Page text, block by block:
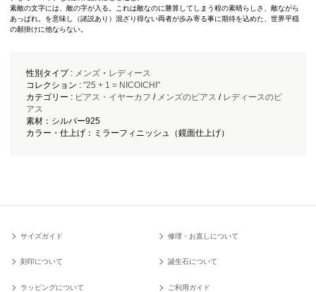
素敵の文字には、敵の字が入る。これは敵なのに勝算してしまう程の素晴らしさ、敵ながら
あっぱれ。を意味し（諸説あり）混ざり得ない両者が歩み寄る事に期待を込めた、世界平穏
の願掛けに他ならない。
性別タイプ : メンズ・ レディース
コレクション : "25 + 1 = NICOICHI"
カテゴリー : ピアス・イヤーカフ / メンズのピアス / レディースのピ
アス
素材：シルバー925
カラー・仕上げ：ミラーフィニッシュ（鏡面仕上げ）
サイズガイド 修理・お直しについて
刻印について 誕生石について
ラッピングについて ご利用ガイド